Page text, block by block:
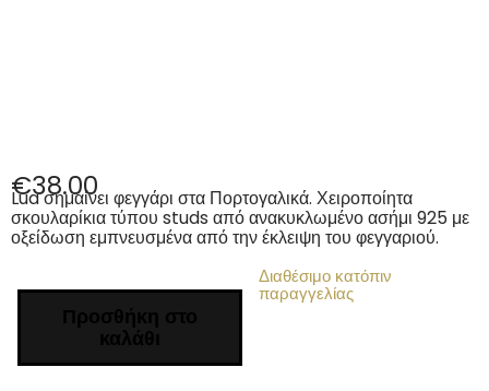
€38.00
Lua σημαίνει φεγγάρι στα Πορτογαλικά. Χειροποίητα
σκουλαρίκια τύπου studs από ανακυκλωμένο ασήμι 925 με
οξείδωση εμπνευσμένα από την έκλειψη του φεγγαριού.
Διαθέσιμο κατόπιν
παραγγελίας